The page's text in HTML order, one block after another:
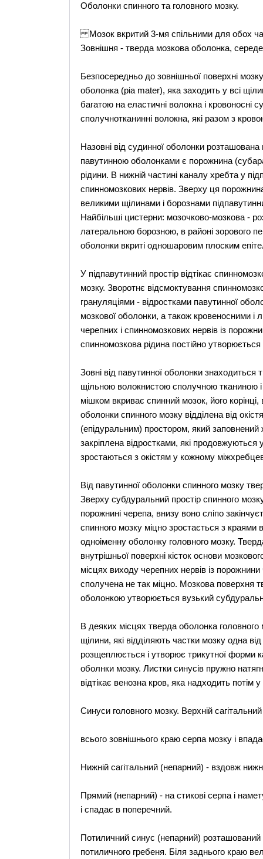
Оболонки спинного та головного мозку.
Мозок вкритий 3-мя спільними для обох
Зовнішня - тверда мозкова оболонка,
Безпосередньо до зовнішньої поверхні
оболонка (pia mater), яка заходить у всі
багатою на еластичні волокна і кровоносні
сполучнотканинні волокна, які разом з
Назовні від судинної оболонки
павутинною оболонками є порожнина
рідини. В нижній частині каналу хребта у
спинномозкових нервів. Зверху ця
великими щілинами і борознами
Найбільші цистерни: мозочково-мозкова -
латеральною борозною, в районі зорового
оболонки вкриті одношаровим плоским
У підпавутинний простір відтікає
мозку. Зворотнє відсмоктування
грануляціями - відростками павутинної
мозкової оболонки, а також кровеносними і
черепних і спинномозкових нервів із
спинномозкова рідина постійно
Зовні від павутинної оболонки
щільною волокнистою сполучною тканиною
мішком вкриває спинний мозок, його
оболонки спинного мозку відділена від
(епідуральним) простором, який
закріплена відростками, які продовжуються
зростаються з окістям у кожному
Від павутинної оболонки спинного мозку
Зверху субдуральний простір спинного
порожнині черепа, внизу воно сліпо
спинного мозку міцно зростається з краями
одноіменну оболонку головного мозку.
внутрішньої поверхні кісток основи
місцях виходу черепних нервів із
сполучена не так міцно. Мозкова поверхня
оболонкою утворюється вузький
В деяких місцях тверда оболонка головного
щілини, які відділяють частки мозку одна
розщеплюється і утворює трикутної форми
оболнки мозку. Листки синусів пружно
відтікає венозна кров, яка надходить потім
Синуси головного мозку. Верхній
всього зовнішнього краю серпа мозку і
Нижній сагітальний (непарний) - вздовж
Прямий (непарний) - на стикові серпа і
і спадає в поперечний.
Потиличний синус (непарний) розташований
потиличного гребеня. Біля заднього краю